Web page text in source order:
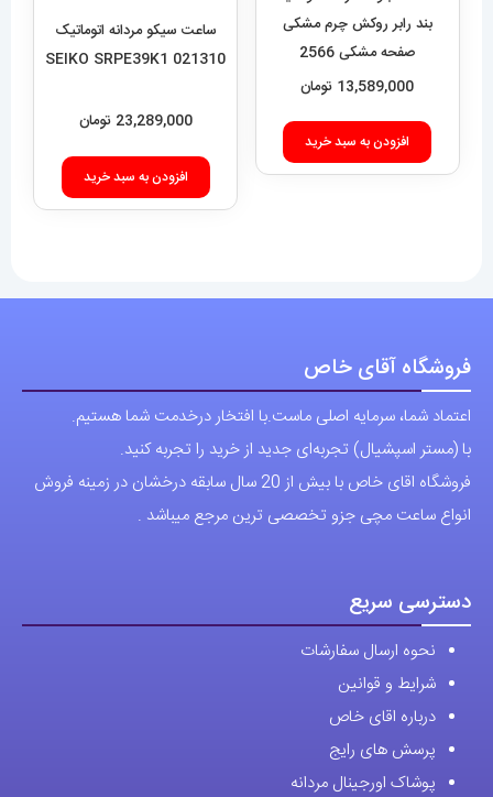
23,289,000تومان
با (مستر اسپشیال) تجربه‌ای جدید از خرید را تجربه کنید.
فروشگاه اقای خاص با بیش از 20 سال سابقه درخشان در زمینه فروش
انواع ساعت مچی جزو تخصصی ترین مرجع میباشد .
دسترسی سریع
شرایط و قوانین
درباره اقای خاص
پرسش های رایج
پوشاک اورجینال مردانه
ارتباط با ما